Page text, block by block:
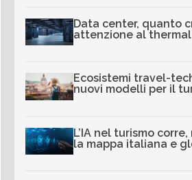
Data center, quanto
attenzione al
Ecosistemi travel-
nuovi modelli per il
L’IA nel turismo
la mappa italiana e